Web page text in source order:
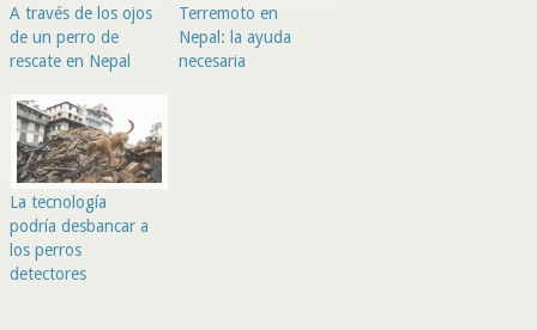
A través de los ojos
de un perro de
rescate en Nepal
Terremoto en
Nepal: la ayuda
necesaria
La tecnología
podría desbancar a
los perros
detectores